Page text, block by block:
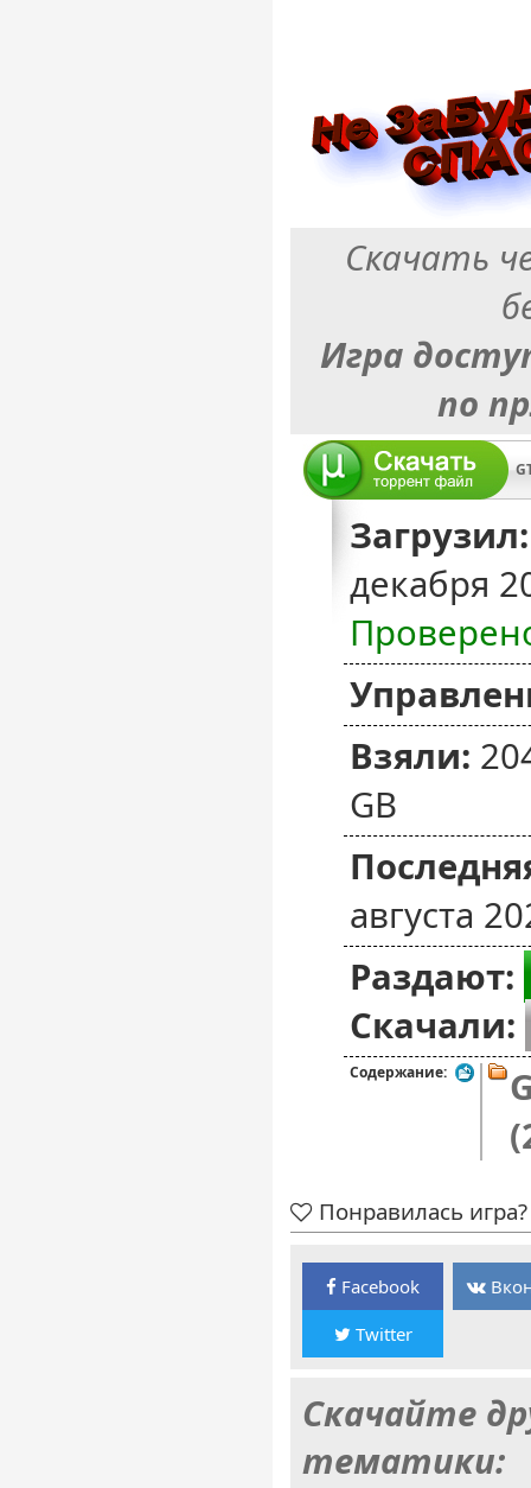
Скачать
Игра
по
Загрузил:
декабря
Взяли:
GB
августа
Раздают:
Скачали:
Содержание:
Понравилась
Facebook
Twitter
Скачайте
тематики: